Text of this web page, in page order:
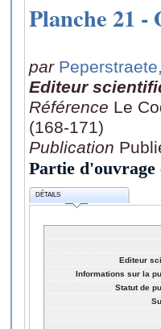
Planche 21 -
par
Editeur
Référence Le
(168-171)
Publication
Partie d'ouvrage
DÉTAILS
Editeur
Informations sur la
Statut de